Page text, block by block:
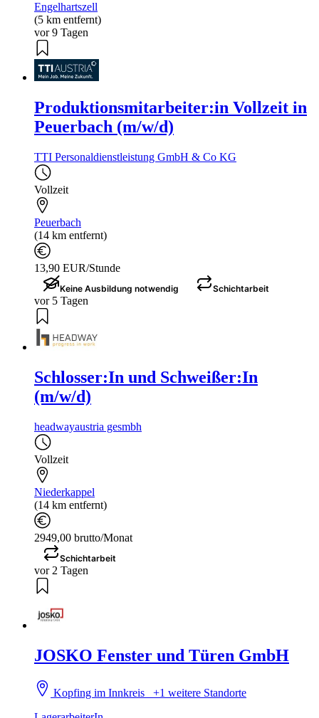
Engelhartszell
(5 km entfernt)
vor 9 Tagen
Produktionsmitarbeiter:in Vollzeit in
Peuerbach (m/w/d)
TTI Personaldienstleistung GmbH & Co KG
Vollzeit
Peuerbach
(14 km entfernt)
13,90 EUR/Stunde
Keine Ausbildung notwendig Schichtarbeit
vor 5 Tagen
Schlosser:In und Schweißer:In
(m/w/d)
headwayaustria gesmbh
Vollzeit
Niederkappel
(14 km entfernt)
2949,00 brutto/Monat
Schichtarbeit
vor 2 Tagen
JOSKO Fenster und Türen GmbH
Kopfing im Innkreis+1 weitere Standorte